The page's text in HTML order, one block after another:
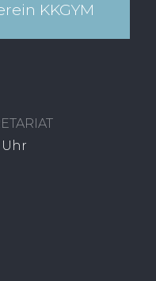
KKGYM​
Uhr